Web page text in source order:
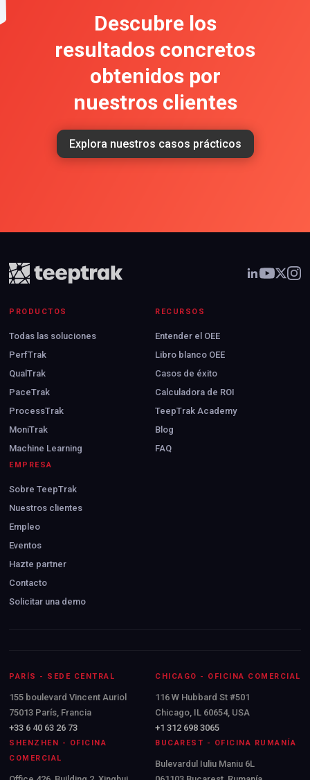
Descubre los
resultados concretos
obtenidos por
nuestros clientes
Explora nuestros casos prácticos
PRODUCTOS
Todas las soluciones
PerfTrak
QualTrak
PaceTrak
ProcessTrak
MoniTrak
Machine Learning
RECURSOS
Entender el OEE
Libro blanco OEE
Casos de éxito
Calculadora de ROI
TeepTrak Academy
Blog
FAQ
EMPRESA
Sobre TeepTrak
Nuestros clientes
Empleo
Eventos
Hazte partner
Contacto
Solicitar una demo
PARÍS - SEDE CENTRAL
155 boulevard Vincent Auriol
75013 París, Francia
+33 6 40 63 26 73
CHICAGO - OFICINA COMERCIAL
116 W Hubbard St #501
Chicago, IL 60654, USA
+1 312 698 3065
SHENZHEN - OFICINA
COMERCIAL
BUCAREST - OFICINA RUMANÍA
Bulevardul Iuliu Maniu 6L